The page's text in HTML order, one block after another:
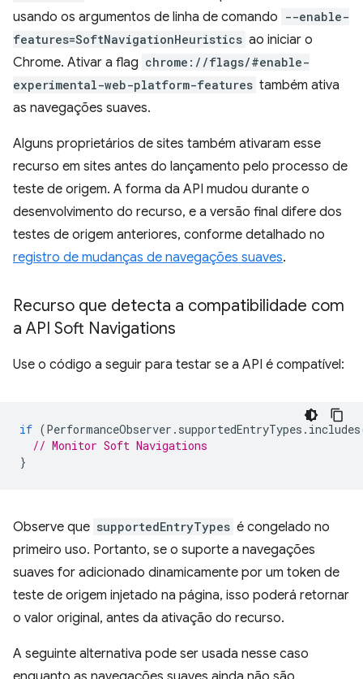
usando os argumentos de linha de comando --enable-
features=SoftNavigationHeuristics ao iniciar o
Chrome. Ativar a flag chrome://flags/#enable-
experimental-web-platform-features também ativa
as navegações suaves.
Alguns proprietários de sites também ativaram esse
recurso em sites antes do lançamento pelo processo de
teste de origem. A forma da API mudou durante o
desenvolvimento do recurso, e a versão final difere dos
testes de origem anteriores, conforme detalhado no
registro de mudanças de navegações suaves.
Recurso que detecta a compatibilidade com
a API Soft Navigations
Use o código a seguir para testar se a API é compatível:
if (PerformanceObserver . supportedEntryTypes . includes
// Monitor Soft Navigations
}
Observe que supportedEntryTypes é congelado no
primeiro uso. Portanto, se o suporte a navegações
suaves for adicionado dinamicamente por um token de
teste de origem injetado na página, isso poderá retornar
o valor original, antes da ativação do recurso.
A seguinte alternativa pode ser usada nesse caso